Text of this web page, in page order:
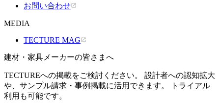
お問い合わせ
MEDIA
TECTURE MAG
建材・家具メーカーの皆さまへ
TECTUREへの掲載をご検討ください。 設計者への認知拡大
や、サンプル請求・事例掲載に活用できます。 トライアル
利用も可能です。